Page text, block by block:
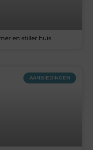
en stiller huis
AANBIEDINGEN